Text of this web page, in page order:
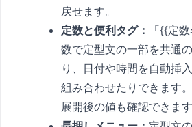
戻せます。
定数と便利タグ：
「{{定
数で定型文の一部を共通
り、日付や時間を自動挿
組み合わせたりできます
展開後の値も確認できます